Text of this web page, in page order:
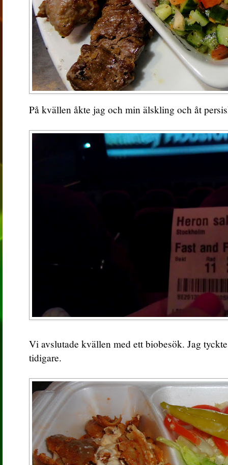
På kvällen åkte jag och min älskling och åt
Vi avslutade kvällen med ett biobesök. Jag
tidigare.